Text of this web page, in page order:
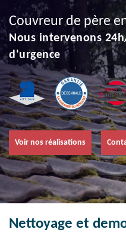
Couvreur de père
Nous intervenons
d'urgence
Voir nos réalisations
Nettoyage et